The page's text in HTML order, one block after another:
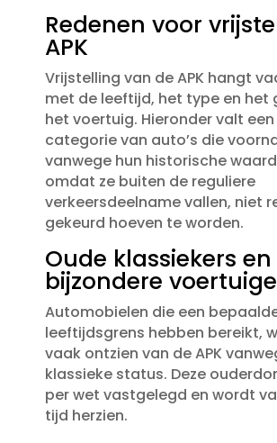
Redenen voor
APK
Vrijstelling van de APK hangt
met de leeftijd, het type en het
het voertuig.​ Hieronder valt
categorie van auto’s die
vanwege hun historische
omdat ze buiten de reguliere
verkeersdeelname vallen, niet
gekeurd hoeven te worden.​
Oude klassiekers en
bijzondere
Automobielen die een
leeftijdsgrens hebben bereikt,
vaak ontzien van de APK
klassieke status.​ Deze
per wet vastgelegd en wordt
tijd herzien.​